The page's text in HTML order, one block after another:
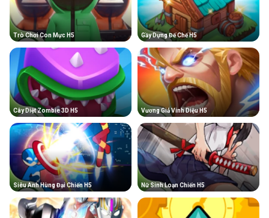
Trò Chơi Con Mực H5 Gầy Dựng Đế Chế H5
Cây Diệt Zombie 3D H5 Vương Giả Vinh Diệu H5
Siêu Anh Hùng Đại Chiến H5 Nữ Sinh Loạn Chiến H5